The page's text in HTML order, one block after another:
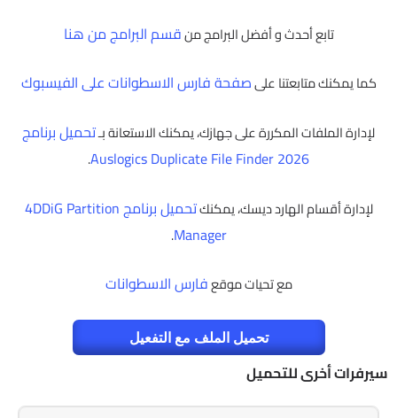
تابع أحدث و أفضل البرامج منقسم البرامج من هنا
كما يمكنك متابعتنا علىصفحة فارس الاسطوانات على الفيسبوك
لإدارة الملفات المكررة على جهازك، يمكنك الاستعانة بـتحميل برنامج
Auslogics Duplicate File Finder 2026
.
لإدارة أقسام الهارد ديسك، يمكنك
تحميل برنامج 4DDiG Partition
Manager
.
مع تحيات موقعفارس الاسطوانات
تحميل الملف مع التفعيل
سيرفرات أخرى للتحميل